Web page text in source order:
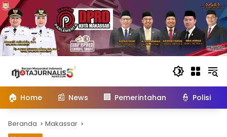
konten
🏠 Home 📰 News 🏢 Pemerintahan 👮 Polisi
Beranda Makassar